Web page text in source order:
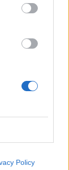
Policy
a